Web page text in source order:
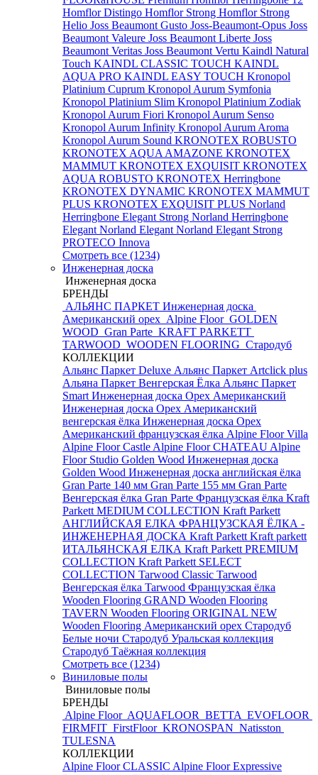
Homflor Distingo Homflor Strong Homflor Strong
Helio Joss Beaumont Gusto Joss-Beaumont-Opus Joss
Beaumont Valeure Joss Beaumont Liberte Joss
Beaumont Veritas Joss Beaumont Vertu Kaindl Natural
Touch KAINDL CLASSIC TOUCH KAINDL
AQUA PRO KAINDL EASY TOUCH Kronopol
Platinium Cuprum Kronopol Aurum Symfonia
Kronopol Platinium Slim Kronopol Platinium Zodiak
Kronopol Aurum Fiori Kronopol Aurum Senso
Kronopol Aurum Infinity Kronopol Aurum Aroma
Kronopol Aurum Sound KRONOTEX ROBUSTO
KRONOTEX AQUA AMAZONE KRONOTEX
MAMMUT KRONOTEX EXQUISIT KRONOTEX
AQUA ROBUSTO KRONOTEX Herringbone
KRONOTEX DYNAMIC KRONOTEX MAMMUT
PLUS KRONOTEX EXQUISIT PLUS Norland
Herringbone Elegant Strong Norland Herringbone
Elegant Norland Elegant Norland Elegant Strong
PROTECO Innova
Смотреть все (1234)
Инженерная доска
Инженерная доска
БРЕНДЫ
АЛЬЯНС ПАРКЕТ Инженерная доска
Американский орех Alpine Floor GOLDEN
WOOD Gran Parte KRAFT PARKETT
TARWOOD WOODEN FLOORING Стародуб
КОЛЛЕКЦИИ
Альянс Паркет Deluxe Альянс Паркет Artclick plus
Альяна Паркет Венгерская Ёлка Альянс Паркет
Smart Инженерная доска Орех Американский
Инженерная доска Орех Американский
венгерская ёлка Инженерная доска Орех
Американский французская ёлка Alpine Floor Villa
Alpine Floor Castle Alpine Floor CHATEAU Alpine
Floor Studio Golden Wood Инженерная доска
Golden Wood Инженерная доска английская ёлка
Gran Parte 140 мм Gran Parte 155 мм Gran Parte
Венгерская ёлка Gran Parte Французская ёлка Kraft
Parkett MEDIUM COLLECTION Kraft Parkett
АНГЛИЙСКАЯ ЕЛКА ФРАНЦУЗСКАЯ ЁЛКА -
ИНЖЕНЕРНАЯ ДОСКА Kraft Parkett Kraft parkett
ИТАЛЬЯНСКАЯ ЕЛКА Kraft Parkett PREMIUM
COLLECTION Kraft Parkett SELECT
COLLECTION Tarwood Classic Tarwood
Венгерская ёлка Tarwood Французская ёлка
Wooden Flooring GRAND Wooden Flooring
TAVERN Wooden Flooring ORIGINAL NEW
Wooden Flooring Американский орех Стародуб
Белые ночи Стародуб Уральская коллекция
Стародуб Таёжная коллекция
Смотреть все (1234)
Виниловые полы
Виниловые полы
БРЕНДЫ
Alpine Floor AQUAFLOOR BETTA EVOFLOOR
FIRMFIT FirstFloor KRONOSPAN Natisston
TULESNA
КОЛЛЕКЦИИ
Alpine Floor CLASSIC Alpine Floor Expressive